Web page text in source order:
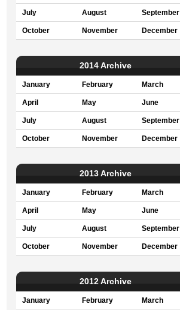
July August September
October November December
2014 Archive
January February March
April May June
July August September
October November December
2013 Archive
January February March
April May June
July August September
October November December
2012 Archive
January February March